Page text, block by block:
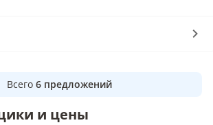
Всего 6 предложений
и цены